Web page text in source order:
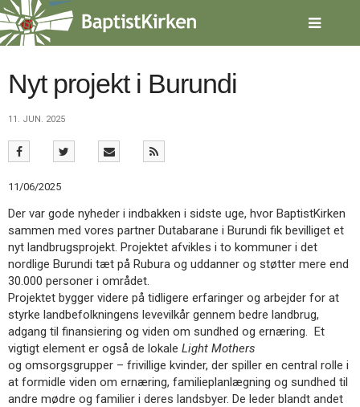
Spring
menu
over
gå
tilbage
forsiden
2.0:
Nyheder
3.0:
Kalender
4.0:
Inspiration
5.0:
Værktøjskassen
6.0:
Mission
7.0:
Om
BaptistKirken
8.0:
Kontakt
9.0:
Forside
10.0:
Nyheder
11.0:
Kalender
12.0:
Inspiration
13.0:
Værktøjskassen
Nyt projekt i Burundi
11. JUN. 2025
11/06/2025
Der var gode nyheder i indbakken i sidste uge, hvor BaptistKirken
sammen med vores partner Dutabarane i Burundi fik bevilliget et
nyt landbrugsprojekt. Projektet afvikles i to kommuner i det
nordlige Burundi tæt på Rubura og uddanner og støtter mere end
30.000 personer i området.
Projektet bygger videre på tidligere erfaringer og arbejder for at
styrke landbefolkningens levevilkår gennem bedre landbrug,
adgang til finansiering og viden om sundhed og ernæring. Et
vigtigt element er også de lokale Light Mothers
og omsorgsgrupper – frivillige kvinder, der spiller en central rolle i
at formidle viden om ernæring, familieplanlægning og sundhed til
andre mødre og familier i deres landsbyer. De leder blandt andet